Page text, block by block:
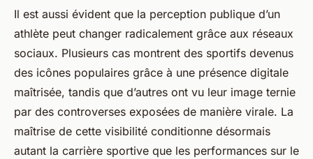
Il est aussi évident que la perception publique d’un
athlète peut changer radicalement grâce aux réseaux
sociaux. Plusieurs cas montrent des sportifs devenus
des icônes populaires grâce à une présence digitale
maîtrisée, tandis que d’autres ont vu leur image ternie
par des controverses exposées de manière virale. La
maîtrise de cette visibilité conditionne désormais
autant la carrière sportive que les performances sur le